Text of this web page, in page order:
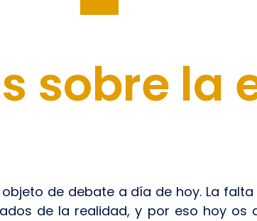
sobre la
de debate a día de hoy. La
de la realidad, y por eso hoy os